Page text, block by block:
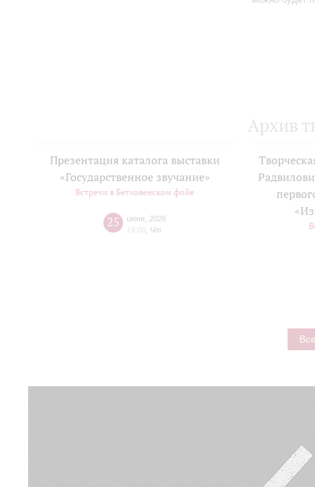
Архив
Презентация каталога выставки
«Государственное звучание»
Встречи в Бетховенском фойе
25 июня 2026
14:00 Чт